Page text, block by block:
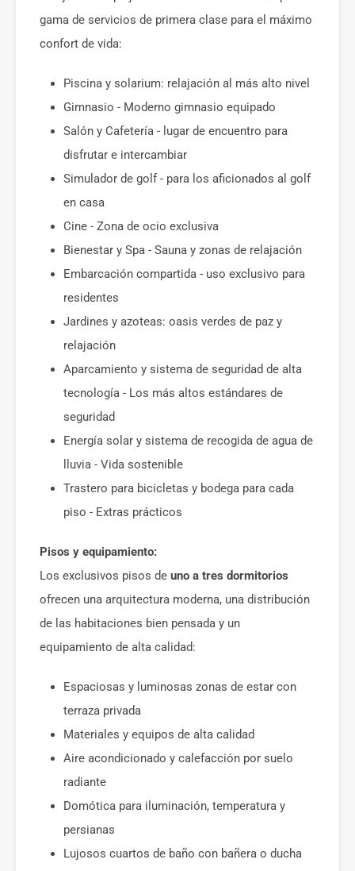
gama de servicios de primera clase para el máximo
confort de vida:
Piscina y solarium: relajación al más alto nivel
Gimnasio - Moderno gimnasio equipado
Salón y Cafetería - lugar de encuentro para
disfrutar e intercambiar
Simulador de golf - para los aficionados al golf
en casa
Cine - Zona de ocio exclusiva
Bienestar y Spa - Sauna y zonas de relajación
Embarcación compartida - uso exclusivo para
residentes
Jardines y azoteas: oasis verdes de paz y
relajación
Aparcamiento y sistema de seguridad de alta
tecnología - Los más altos estándares de
seguridad
Energía solar y sistema de recogida de agua de
lluvia - Vida sostenible
Trastero para bicicletas y bodega para cada
piso - Extras prácticos
Pisos y equipamiento:
Los exclusivos pisos de uno a tres dormitorios
ofrecen una arquitectura moderna, una distribución
de las habitaciones bien pensada y un
equipamiento de alta calidad:
Espaciosas y luminosas zonas de estar con
terraza privada
Materiales y equipos de alta calidad
Aire acondicionado y calefacción por suelo
radiante
Domótica para iluminación, temperatura y
persianas
Lujosos cuartos de baño con bañera o ducha